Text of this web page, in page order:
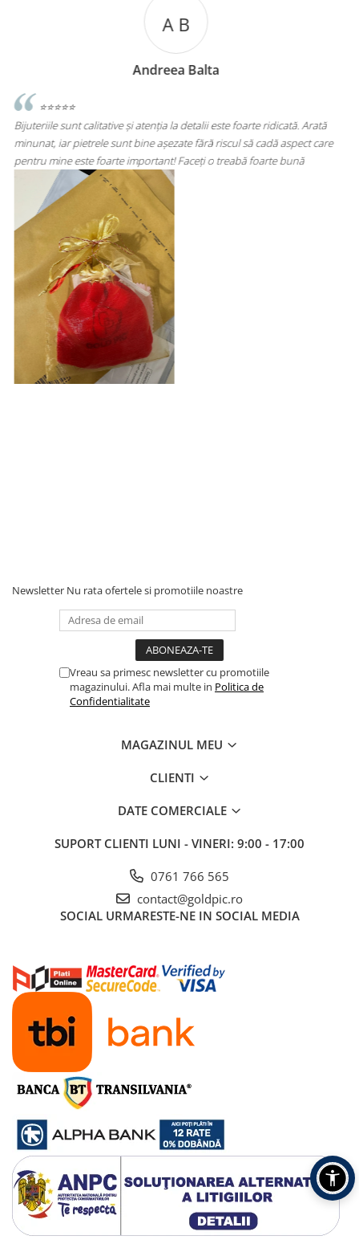
A C
Andreea Cicu
⭐⭐⭐⭐⭐
Super mulțumită!! Sunt superbi cerceii!!!
Newsletter Nu rata ofertele si promotiile noastre
Vreau sa primesc newsletter cu promotiile
magazinului. Afla mai multe in Politica de
Confidentialitate
MAGAZINUL MEU
CLIENTI
DATE COMERCIALE
SUPORT CLIENTI LUNI - VINERI: 9:00 - 17:00
0761 766 565
contact@goldpic.ro
SOCIAL URMARESTE-NE IN SOCIAL MEDIA